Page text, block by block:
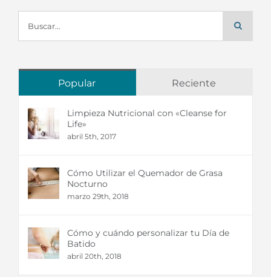
Popular Reciente
Limpieza Nutricional con «Cleanse for
Life»
abril 5th, 2017
Cómo Utilizar el Quemador de Grasa
Nocturno
marzo 29th, 2018
Cómo y cuándo personalizar tu Día de
Batido
abril 20th, 2018